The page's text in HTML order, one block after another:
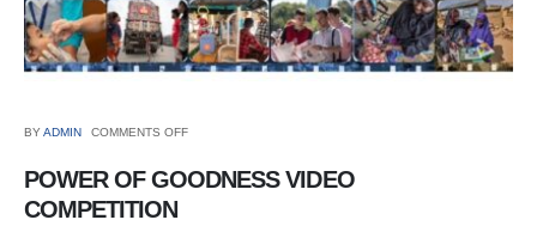
BYADMIN COMMENTS OFF
POWER OF GOODNESS VIDEO
COMPETITION